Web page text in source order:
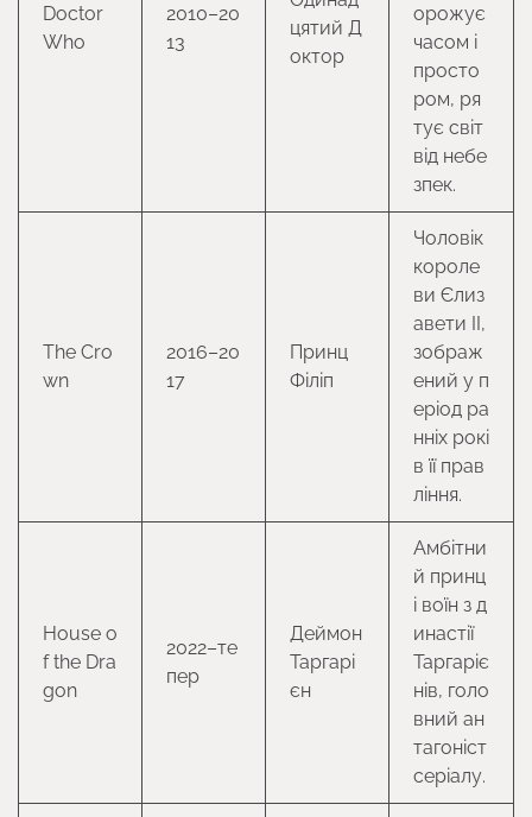
Doctor
Who
2010–20
13
цятий Д
октор
орожує
часом і
просто
ром, ря
тує світ
від небе
зпек.
The Cro
wn
2016–20
17
Принц
Філіп
Чоловік
короле
ви Єлиз
авети II,
зображ
ений у п
еріод ра
нніх рокі
в її прав
ління.
House o
f the Dra
gon
2022–те
пер
Деймон
Таргарі
єн
Амбітни
й принц
і воїн з д
инастії
Таргаріє
нів, голо
вний ан
тагоніст
серіалу.